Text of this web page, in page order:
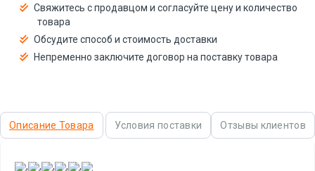
Свяжитесь с продавцом и согласуйте цену и количество
товара
Обсудите способ и стоимость доставки
Непременно заключите договор на поставку товара
Описание Товара Условия поставки Отзывы клиентов
, , , , ,